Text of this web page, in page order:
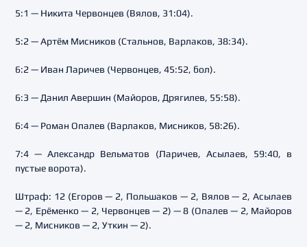
5:1 — Никита Червонцев (Вялов, 31:04).
5:2 — Артём Мисников (Стальнов, Варлаков, 38:34).
6:2 — Иван Ларичев (Червонцев, 45:52, бол).
6:3 — Данил Авершин (Майоров, Дрягилев, 55:58).
6:4 — Роман Опалев (Варлаков, Мисников, 58:26).
7:4 — Александр Вельматов (Ларичев, Асылаев, 59:40, в
пустые ворота).
Штраф: 12 (Егоров — 2, Польшаков — 2, Вялов — 2, Асылаев
— 2, Ерёменко — 2, Червонцев — 2) — 8 (Опалев — 2, Майоров
— 2, Мисников — 2, Уткин — 2).